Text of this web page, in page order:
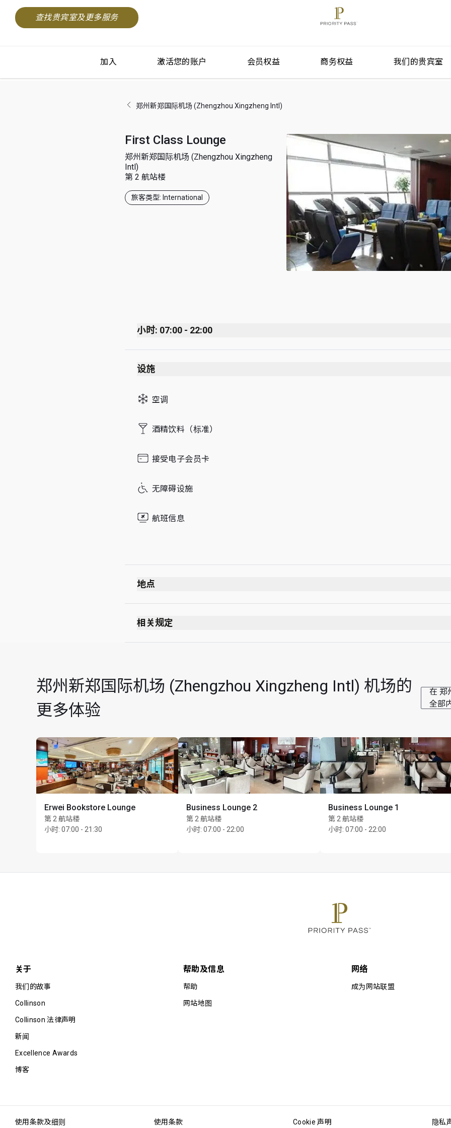
查找贵宾室及更多服务
加入 激活您的账户 会员权益 商务权益 我们的贵宾室
郑州新郑国际机场 (Zhengzhou Xingzheng Intl)
First Class Lounge
郑州新郑国际机场 (Zhengzhou Xingzheng
Intl)
第 2 航站楼
旅客类型: International
小时: 07:00 - 22:00
Monday
Tuesday
Thursday
Friday
Sunday
设施
空调
酒精饮料（标准）
接受电子会员卡
无障碍设施
航班信息
地点
相关规定
郑州新郑国际机场 (Zhengzhou Xingzheng Intl) 机场的
更多体验
在 郑
全部
Erwei Bookstore Lounge
第 2 航站楼
小时: 07:00 - 21:30
Business Lounge 2
第 2 航站楼
小时: 07:00 - 22:00
Business Lounge 1
第 2 航站楼
小时: 07:00 - 22:00
关于
我们的故事
Collinson
Collinson 法律声明
新闻
Excellence Awards
博客
帮助及信息
帮助
网站地图
网络
成为网站联盟
使用条款及细则 使用条款 Cookie 声明 隐私